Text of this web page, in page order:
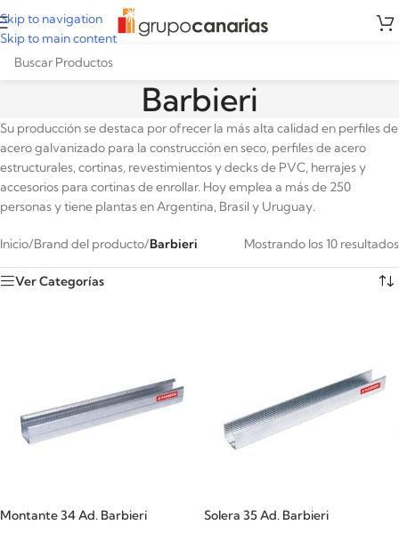
Skip to navigation
Skip to main content
Barbieri
Su producción se destaca por ofrecer la más alta calidad en perfiles de
acero galvanizado para la construcción en seco, perfiles de acero
estructurales, cortinas, revestimientos y decks de PVC, herrajes y
accesorios para cortinas de enrollar. Hoy emplea a más de 250
personas y tiene plantas en Argentina, Brasil y Uruguay.
Inicio/Brand del producto/Barbieri Mostrando los 10 resultados
Ver Categorías
Montante 34 Ad. Barbieri Solera 35 Ad. Barbieri